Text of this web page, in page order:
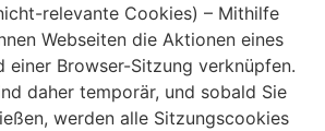
relevante Cookies) – Mithilfe
Webseiten die Aktionen eines
einer Browser-Sitzung verknüpfen.
daher temporär, und sobald Sie
werden alle Sitzungscookies